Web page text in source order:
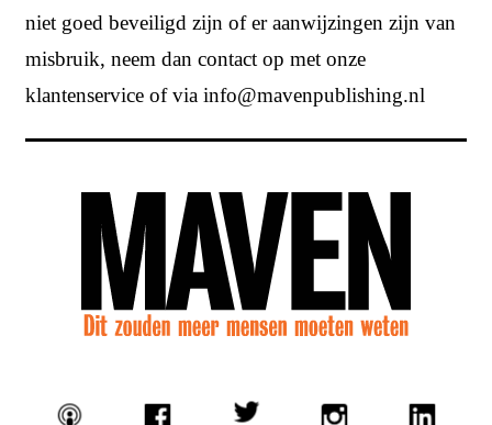
niet goed beveiligd zijn of er aanwijzingen zijn van
misbruik, neem dan contact op met onze
klantenservice of via info@mavenpublishing.nl